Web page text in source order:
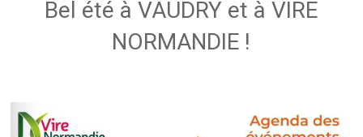
Bel été à VAUDRY et à VIRE
NORMANDIE !